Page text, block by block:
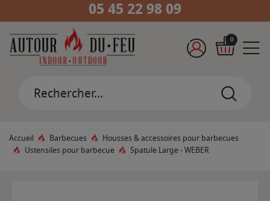
05 45 22 98 09
0
Accueil Barbecues
Housses & accessoires pour barbecues
Ustensiles pour barbecue
Spatule Large - WEBER